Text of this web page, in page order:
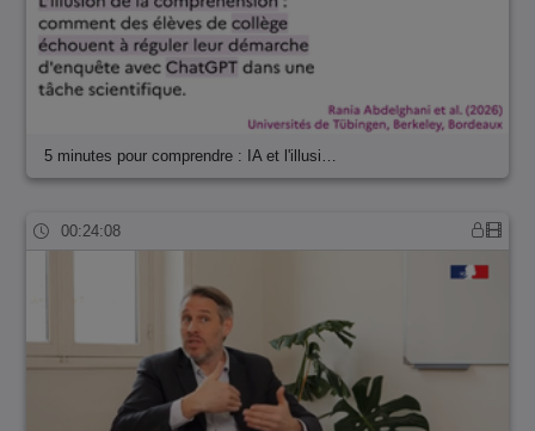
5 minutes pour comprendre : IA et l'illusi…
00:24:08